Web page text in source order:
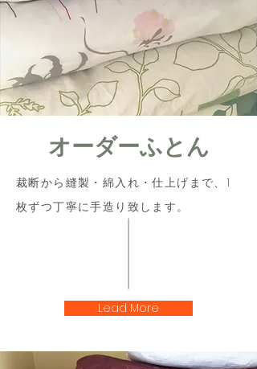
オーダーふとん
裁断から縫製・綿入れ・仕上げまで、1
枚ずつ丁寧に手造り致します。
Lead More